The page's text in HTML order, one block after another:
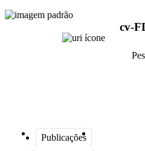
cv-
Publicações